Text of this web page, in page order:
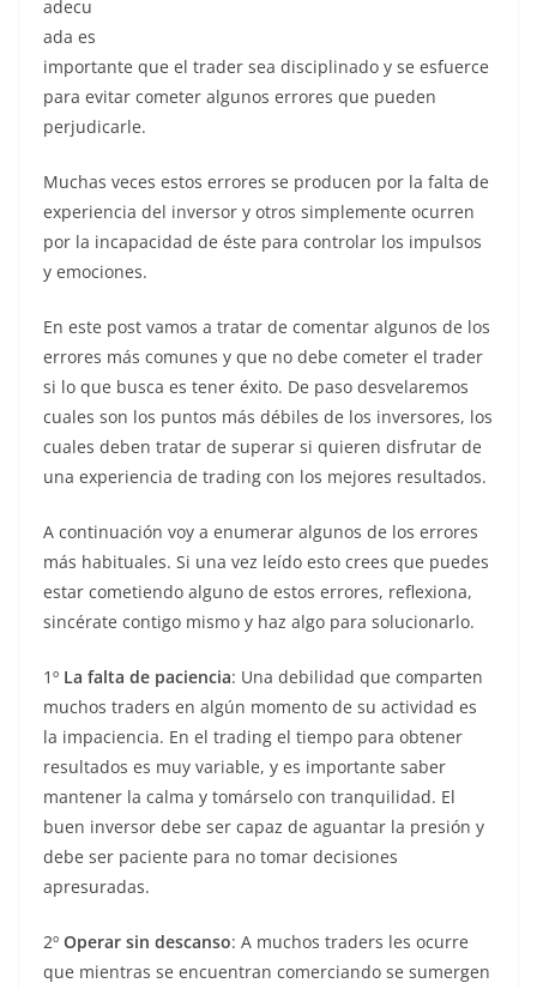
adecu
ada es
importante que el trader sea disciplinado y se esfuerce
para evitar cometer algunos errores que pueden
perjudicarle.
Muchas veces estos errores se producen por la falta de
experiencia del inversor y otros simplemente ocurren
por la incapacidad de éste para controlar los impulsos
y emociones.
En este post vamos a tratar de comentar algunos de los
errores más comunes y que no debe cometer el trader
si lo que busca es tener éxito. De paso desvelaremos
cuales son los puntos más débiles de los inversores, los
cuales deben tratar de superar si quieren disfrutar de
una experiencia de trading con los mejores resultados.
A continuación voy a enumerar algunos de los errores
más habituales. Si una vez leído esto crees que puedes
estar cometiendo alguno de estos errores, reflexiona,
sincérate contigo mismo y haz algo para solucionarlo.
1º La falta de paciencia: Una debilidad que comparten
muchos traders en algún momento de su actividad es
la impaciencia. En el trading el tiempo para obtener
resultados es muy variable, y es importante saber
mantener la calma y tomárselo con tranquilidad. El
buen inversor debe ser capaz de aguantar la presión y
debe ser paciente para no tomar decisiones
apresuradas.
2º Operar sin descanso: A muchos traders les ocurre
que mientras se encuentran comerciando se sumergen